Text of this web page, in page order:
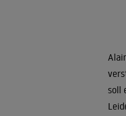
soll